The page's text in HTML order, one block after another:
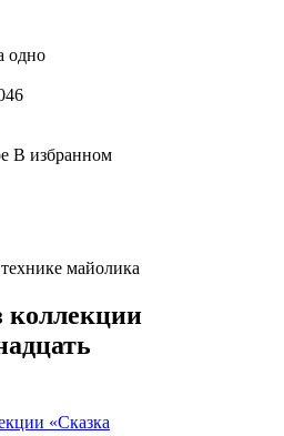
одно
В избранном
майолика
коллекции